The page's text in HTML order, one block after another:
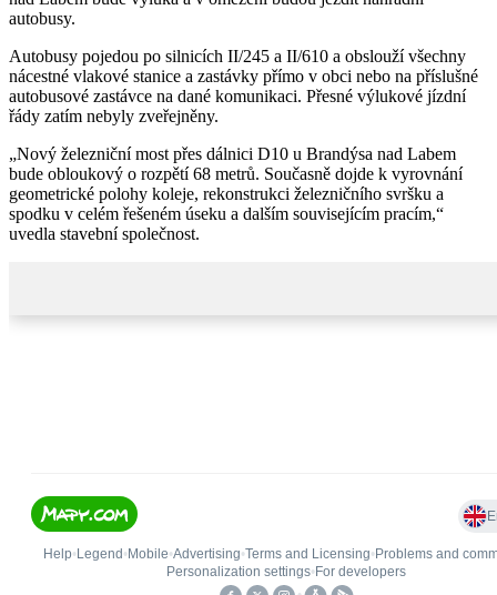
autobusy.
Autobusy pojedou po silnicích II/245 a II/610 a obslouží všechny
nácestné vlakové stanice a zastávky přímo v obci nebo na příslušné
autobusové zastávce na dané komunikaci. Přesné výlukové jízdní
řády zatím nebyly zveřejněny.
„Nový železniční most přes dálnici D10 u Brandýsa nad Labem
bude obloukový o rozpětí 68 metrů. Současně dojde k vyrovnání
geometrické polohy koleje, rekonstrukci železničního svršku a
spodku v celém řešeném úseku a dalším souvisejícím pracím,“
uvedla stavební společnost.